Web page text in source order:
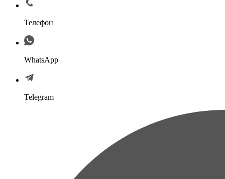
Телефон
WhatsApp
Telegram